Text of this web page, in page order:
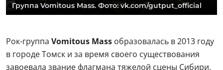
Группа Vomitous Mass. Фото: vk.com/gutput_official
Рок-группа Vomitous Mass образовалась в 2013 году
в городе Томск и за время своего существования
завоевала звание флагмана тяжелой сцены Сибири.